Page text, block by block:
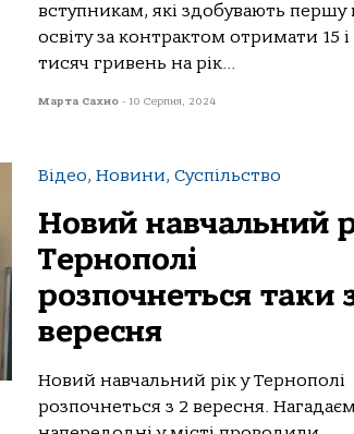
вступникам, які здобувають першу
освіту за контрактом отримати 15
тисяч гривень на рік...
Марта Сахно - 10 Серпня, 2024
Відео, Новини, Суспільство
Новий навчальний
Тернополі
розпочнеться таки
вересня
Новий навчальний рік у Тернополі
розпочнеться з 2 вересня.